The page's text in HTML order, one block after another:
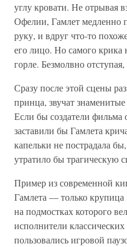
углу кровати. Не отрывая
Офелии, Гамлет медленно
руку, и вдруг что-то
его лицо. Но самого крика
горле. Безмолвно отступая,
Сразу после этой сцены
принца, звучат
Если бы создатели фильма
заставили бы Гамлета
капельки не пострадала
утратило бы трагическую
Пример из современной
Гамлета — только крупица
на подмостках которого
исполнители
пользовались игровой